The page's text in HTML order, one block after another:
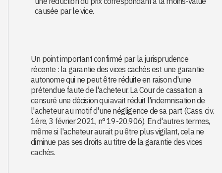
causée par le vice.
Un point important confirmé par la jurisprudence
récente : la garantie des vices cachés est une garantie
autonome qui ne peut être réduite en raison d'une
prétendue faute de l'acheteur. La Cour de cassation a
censuré une décision qui avait réduit l'indemnisation de
l'acheteur au motif d'une négligence de sa part (Cass. civ.
1ère, 3 février 2021, n° 19-20.906). En d'autres termes,
même si l'acheteur aurait pu être plus vigilant, cela ne
diminue pas ses droits au titre de la garantie des vices
cachés.